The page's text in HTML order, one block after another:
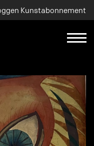
Kunstabonnement